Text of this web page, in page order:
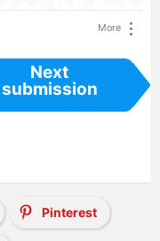
More
Next
submission
Pinterest